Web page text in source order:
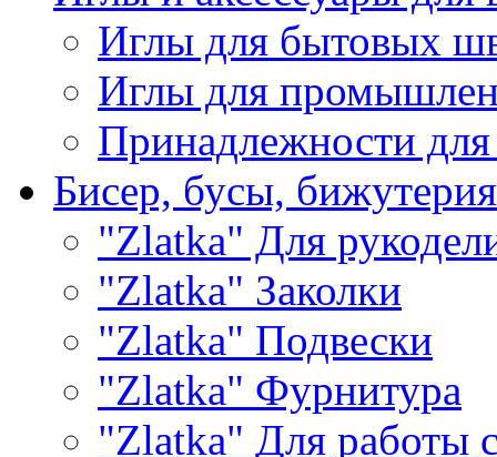
Иглы для бытовых
Иглы для
Принадлежности
Бисер, бусы, бижутерия
"Zlatka" Для
"Zlatka" Заколки
"Zlatka" Подвески
"Zlatka" Фурнитура
"Zlatka" Для работы